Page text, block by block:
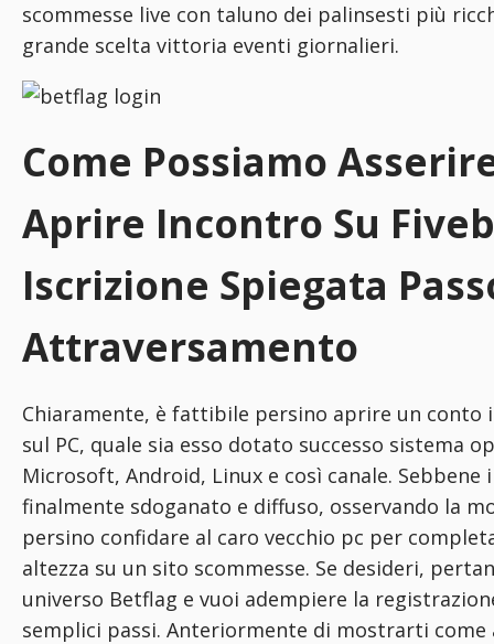
scommesse live con taluno dei palinsesti più
grande scelta vittoria eventi giornalieri.
Come Possiamo
Aprire Incontro Su
Iscrizione Spiegata
Attraversamento
Chiaramente, è fattibile persino aprire un conto
sul PC, quale sia esso dotato successo sistema
Microsoft, Android, Linux e così canale. Sebbene
finalmente sdoganato e diffuso, osservando la
persino confidare al caro vecchio pc per
altezza su un sito scommesse. Se desideri,
universo Betflag e vuoi adempiere la
semplici passi. Anteriormente di mostrarti